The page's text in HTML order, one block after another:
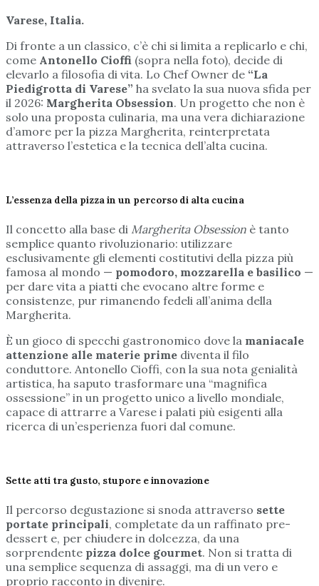
Varese, Italia.
Di fronte a un classico, c’è chi si limita a replicarlo e chi,
come Antonello Cioffi (sopra nella foto), decide di
elevarlo a filosofia di vita. Lo Chef Owner de “La
Piedigrotta di Varese” ha svelato la sua nuova sfida per
il 2026: Margherita Obsession. Un progetto che non è
solo una proposta culinaria, ma una vera dichiarazione
d’amore per la pizza Margherita, reinterpretata
attraverso l’estetica e la tecnica dell’alta cucina.
L’essenza della pizza in un percorso di alta cucina
Il concetto alla base di Margherita Obsession è tanto
semplice quanto rivoluzionario: utilizzare
esclusivamente gli elementi costitutivi della pizza più
famosa al mondo — pomodoro, mozzarella e basilico —
per dare vita a piatti che evocano altre forme e
consistenze, pur rimanendo fedeli all’anima della
Margherita.
È un gioco di specchi gastronomico dove la maniacale
attenzione alle materie prime diventa il filo
conduttore. Antonello Cioffi, con la sua nota genialità
artistica, ha saputo trasformare una “magnifica
ossessione” in un progetto unico a livello mondiale,
capace di attrarre a Varese i palati più esigenti alla
ricerca di un’esperienza fuori dal comune.
Sette atti tra gusto, stupore e innovazione
Il percorso degustazione si snoda attraverso sette
portate principali, completate da un raffinato pre-
dessert e, per chiudere in dolcezza, da una
sorprendente pizza dolce gourmet. Non si tratta di
una semplice sequenza di assaggi, ma di un vero e
proprio racconto in divenire.